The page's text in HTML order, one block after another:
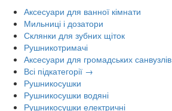
Аксесуари для ванної кімнати
Мильниці і дозатори
Склянки для зубних щіток
Рушникотримачі
Аксесуари для громадських санвузлів
Всі підкатегорії →
Рушникосушки
Рушникосушки водяні
Рушникосушки електричні